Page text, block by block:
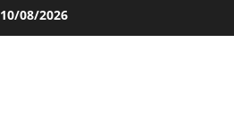
10/08/2026